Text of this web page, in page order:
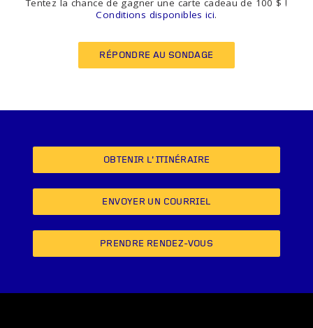
Tentez la chance de gagner une carte cadeau de 100 $ !
Conditions disponibles ici.
RÉPONDRE AU SONDAGE
OBTENIR L’ITINÉRAIRE
ENVOYER UN COURRIEL
PRENDRE RENDEZ-VOUS